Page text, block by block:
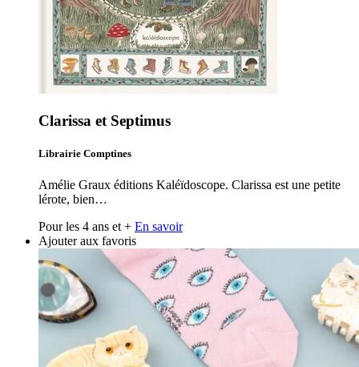
Clarissa et Septimus
Librairie Comptines
Amélie Graux éditions Kaléïdoscope. Clarissa est une petite
lérote, bien…
Pour les 4 ans et + En savoir
Ajouter aux favoris